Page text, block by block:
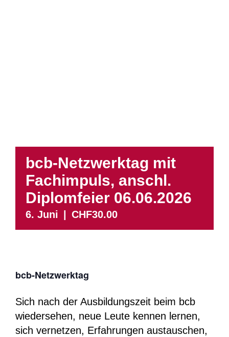
bcb-Netzwerktag mit
Fachimpuls, anschl.
Diplomfeier 06.06.2026
6. Juni CHF30.00
bcb-Netzwerktag
Sich nach der Ausbildungszeit beim bcb
wiedersehen, neue Leute kennen lernen,
sich vernetzen, Erfahrungen austauschen,